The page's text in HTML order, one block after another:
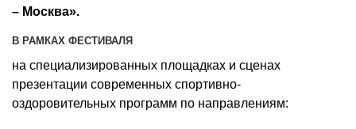
– Москва».
В РАМКАХ ФЕСТИВАЛЯ
на специализированных площадках и сценах
презентации современных спортивно-
оздоровительных программ по направлениям: